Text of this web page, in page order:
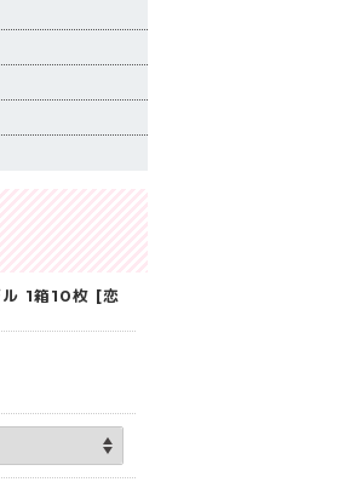
1箱10枚 [恋